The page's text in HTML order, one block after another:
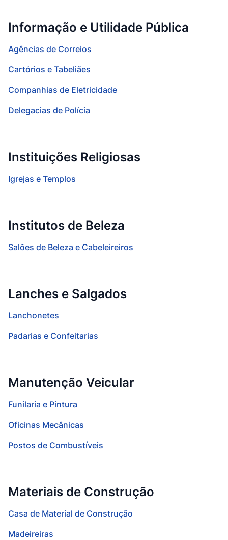
Informação e Utilidade Pública
Agências de Correios
Cartórios e Tabeliães
Companhias de Eletricidade
Delegacias de Polícia
Instituições Religiosas
Igrejas e Templos
Institutos de Beleza
Salões de Beleza e Cabeleireiros
Lanches e Salgados
Lanchonetes
Padarias e Confeitarias
Manutenção Veicular
Funilaria e Pintura
Oficinas Mecânicas
Postos de Combustíveis
Materiais de Construção
Casa de Material de Construção
Madeireiras